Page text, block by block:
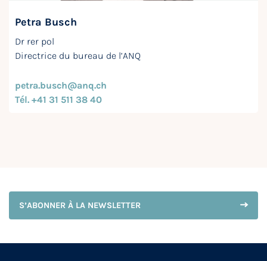
Petra Busch
Dr rer pol
Directrice du bureau de l’ANQ
petra.busch@anq.ch
Tél. +41 31 511 38 40
S’ABONNER À LA NEWSLETTER